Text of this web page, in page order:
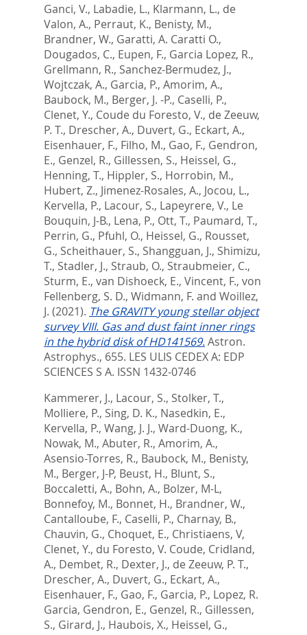
Ganci, V., Labadie, L., Klarmann, L., de
Valon, A., Perraut, K., Benisty, M.,
Brandner, W., Garatti, A. Caratti O.,
Dougados, C., Eupen, F., Garcia Lopez, R.,
Grellmann, R., Sanchez-Bermudez, J.,
Wojtczak, A., Garcia, P., Amorim, A.,
Baubock, M., Berger, J. -P., Caselli, P.,
Clenet, Y., Coude du Foresto, V., de Zeeuw,
P. T., Drescher, A., Duvert, G., Eckart, A.,
Eisenhauer, F., Filho, M., Gao, F., Gendron,
E., Genzel, R., Gillessen, S., Heissel, G.,
Henning, T., Hippler, S., Horrobin, M.,
Hubert, Z., Jimenez-Rosales, A., Jocou, L.,
Kervella, P., Lacour, S., Lapeyrere, V., Le
Bouquin, J-B., Lena, P., Ott, T., Paumard, T.,
Perrin, G., Pfuhl, O., Heissel, G., Rousset,
G., Scheithauer, S., Shangguan, J., Shimizu,
T., Stadler, J., Straub, O., Straubmeier, C.,
Sturm, E., van Dishoeck, E., Vincent, F., von
Fellenberg, S. D., Widmann, F. and Woillez,
J. (2021). The GRAVITY young stellar object
survey VIII. Gas and dust faint inner rings
in the hybrid disk of HD141569.Astron.
Astrophys., 655. LES ULIS CEDEX A: EDP
SCIENCES S A. ISSN 1432-0746
Kammerer, J., Lacour, S., Stolker, T.,
Molliere, P., Sing, D. K., Nasedkin, E.,
Kervella, P., Wang, J. J., Ward-Duong, K.,
Nowak, M., Abuter, R., Amorim, A.,
Asensio-Torres, R., Baubock, M., Benisty,
M., Berger, J-P, Beust, H., Blunt, S.,
Boccaletti, A., Bohn, A., Bolzer, M-L,
Bonnefoy, M., Bonnet, H., Brandner, W.,
Cantalloube, F., Caselli, P., Charnay, B.,
Chauvin, G., Choquet, E., Christiaens, V,
Clenet, Y., du Foresto, V. Coude, Cridland,
A., Dembet, R., Dexter, J., de Zeeuw, P. T.,
Drescher, A., Duvert, G., Eckart, A.,
Eisenhauer, F., Gao, F., Garcia, P., Lopez, R.
Garcia, Gendron, E., Genzel, R., Gillessen,
S., Girard, J., Haubois, X., Heissel, G.,